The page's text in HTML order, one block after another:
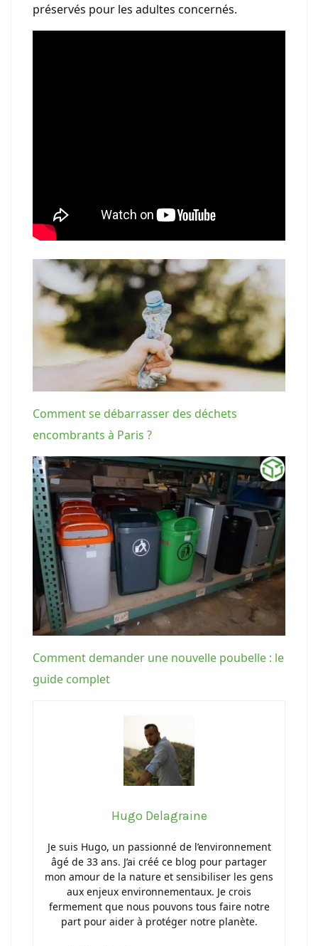
préservés pour les adultes concernés.
Comment se débarrasser des déchets
encombrants à Paris ?
Comment demander une nouvelle poubelle : le
guide complet
Hugo Delagraine
Je suis Hugo, un passionné de l’environnement
âgé de 33 ans. J’ai créé ce blog pour partager
mon amour de la nature et sensibiliser les gens
aux enjeux environnementaux. Je crois
fermement que nous pouvons tous faire notre
part pour aider à protéger notre planète.